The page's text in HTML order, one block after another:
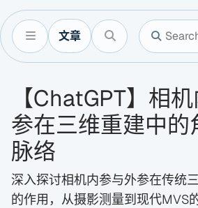
文章
【ChatGPT】相
参在三维重建中的
脉络
深入探讨相机内参与外参在传统
的作用，从摄影测量到现代MVS